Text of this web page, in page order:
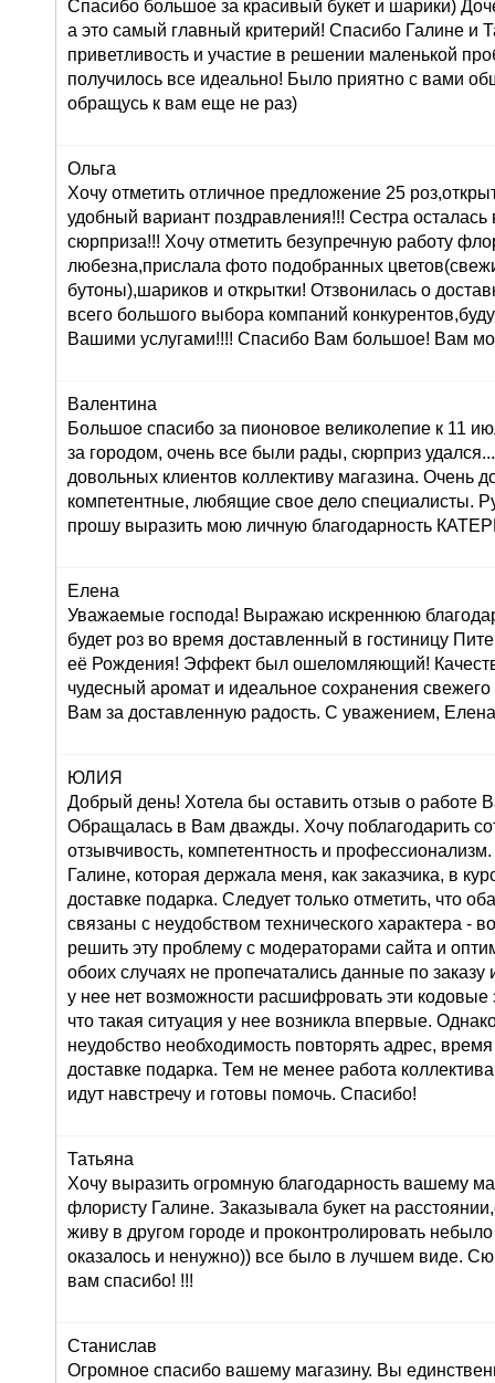
Спасибо большое за красивый букет и шарики)
а это самый главный критерий! Спасибо Галине и
приветливость и участие в решении маленькой
получилось все идеально! Было приятно с вами
обращусь к вам еще не раз)
Ольга
Хочу отметить отличное предложение 25
удобный вариант поздравления!!! Сестра осталась
сюрприза!!! Хочу отметить безупречную работу
любезна,прислала фото подобранных
бутоны),шариков и открытки! Отзвонилась о
всего большого выбора компаний
Вашими услугами!!!! Спасибо Вам большое! Вам
Валентина
Большое спасибо за пионовое великолепие к 11
за городом, очень все были рады, сюрприз
довольных клиентов коллективу магазина. Очень
компетентные, любящие свое дело специалисты.
прошу выразить мою личную благодарность
Елена
Уважаемые господа! Выражаю искреннюю
будет роз во время доставленный в гостиницу
её Рождения! Эффект был ошеломляющий!
чудесный аромат и идеальное сохранения
Вам за доставленную радость. С уважением,
ЮЛИЯ
Добрый день! Хотела бы оставить отзыв о работе
Обращалась в Вам дважды. Хочу поблагодарить
отзывчивость, компетентность и
Галине, которая держала меня, как заказчика, в
доставке подарка. Следует только отметить, что
связаны с неудобством технического характера -
решить эту проблему с модераторами сайта и
обоих случаях не пропечатались данные по заказу
у нее нет возможности расшифровать эти кодовые
что такая ситуация у нее возникла впервые.
неудобство необходимость повторять адрес,
доставке подарка. Тем не менее работа
идут навстречу и готовы помочь. Спасибо!
Татьяна
Хочу выразить огромную благодарность вашему
флористу Галине. Заказывала букет на
живу в другом городе и проконтролировать
оказалось и ненужно)) все было в лучшем виде.
вам спасибо! !!!
Станислав
Огромное спасибо вашему магазину. Вы